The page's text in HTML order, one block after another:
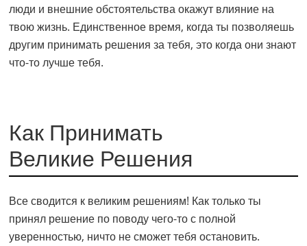
люди и внешние обстоятельства окажут влияние на
твою жизнь. Единственное время, когда ты позволяешь
другим принимать решения за тебя, это когда они знают
что-то лучше тебя.
Как Принимать
Великие Решения
Все сводится к великим решениям! Как только ты
принял решение по поводу чего-то с полной
уверенностью, ничто не сможет тебя остановить.